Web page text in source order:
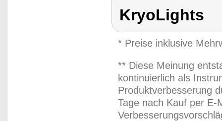
KryoLights
* Preise inklusive
** Diese Meinung
kontinuierlich als
Produktverbesserung
Tage nach Kauf per E-